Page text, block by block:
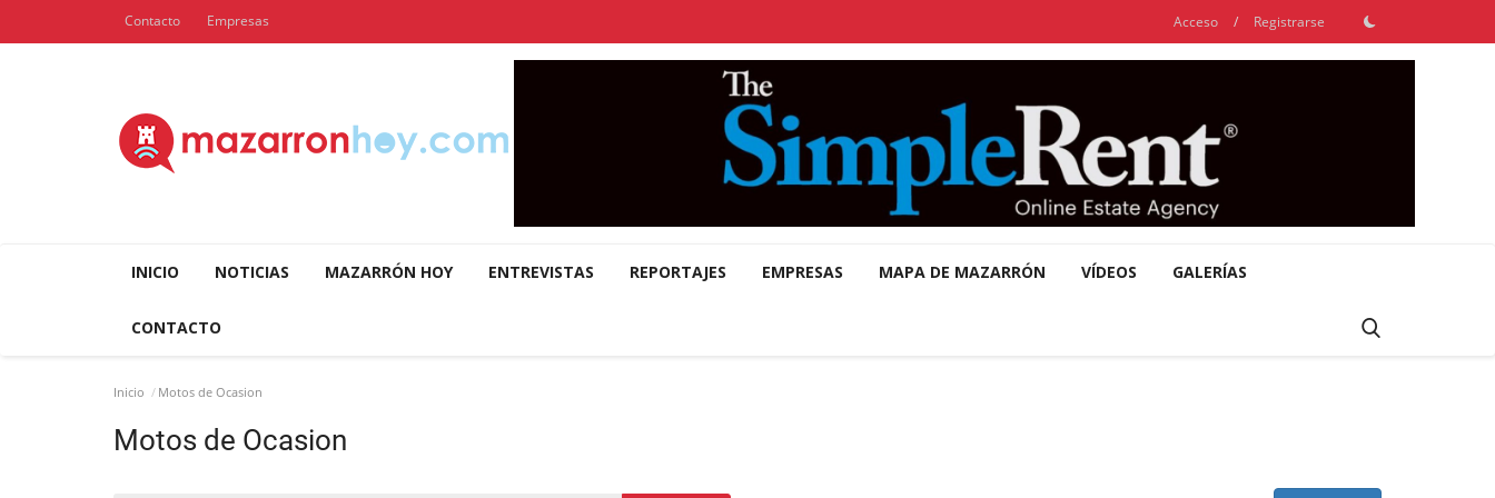
Contacto Empresas Acceso / Registrarse
INICIO NOTICIAS MAZARRÓN HOY ENTREVISTAS REPORTAJES EMPRESAS MAPA DE MAZARRÓN VÍDEOS GALERÍAS
CONTACTO
Inicio Motos de Ocasion
Motos de Ocasion